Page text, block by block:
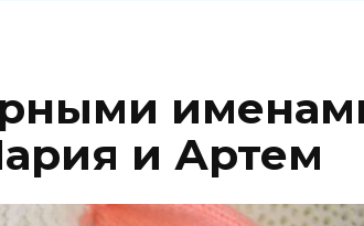
и Артем